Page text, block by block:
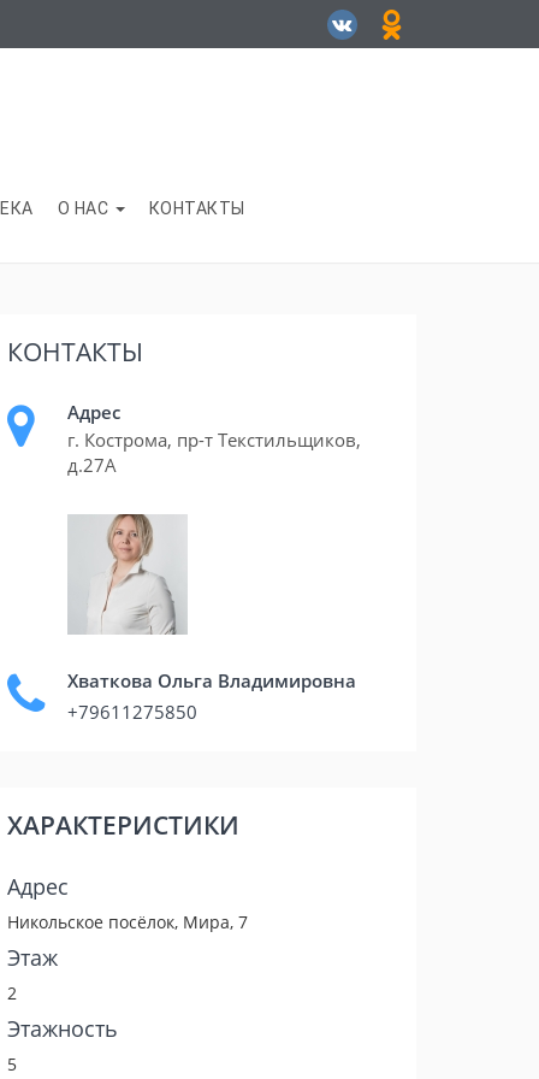
О НАС КОНТАКТЫ
КОНТАКТЫ
Адрес
г. Кострома, пр-т Текстильщиков,
д.27А
Хваткова Ольга Владимировна
+79611275850
ХАРАКТЕРИСТИКИ
Адрес
Никольское посёлок, Мира, 7
Этаж
2
Этажность
5